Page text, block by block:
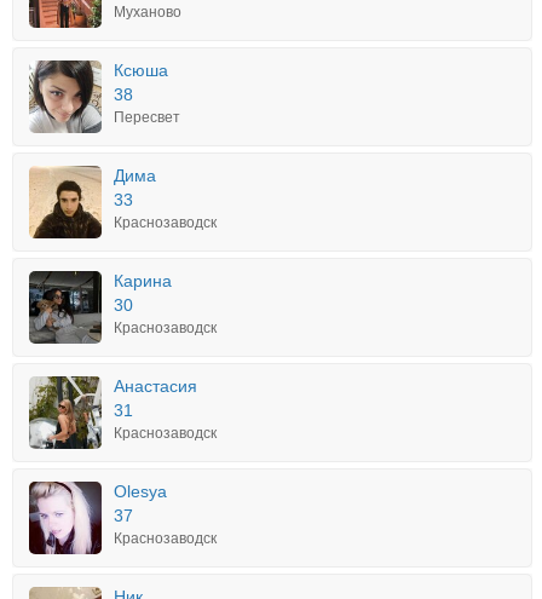
Муханово
Ксюша
38
Пересвет
Дима
33
Краснозаводск
Карина
30
Краснозаводск
Анастасия
31
Краснозаводск
Olesya
37
Краснозаводск